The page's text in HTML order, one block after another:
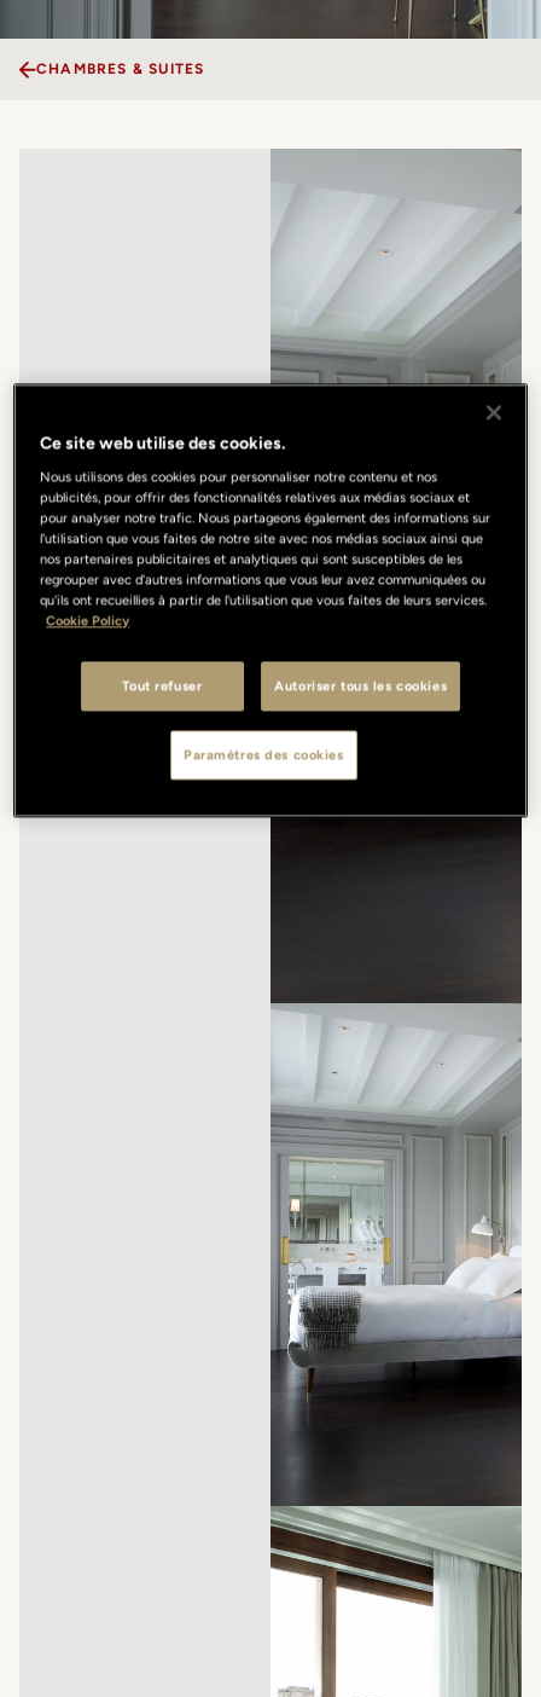
CHAMBRES & SUITES
Ce site web utilise des cookies.
Nous utilisons des cookies pour personnaliser notre contenu et nos
publicités, pour offrir des fonctionnalités relatives aux médias sociaux et
pour analyser notre trafic. Nous partageons également des informations sur
l'utilisation que vous faites de notre site avec nos médias sociaux ainsi que
nos partenaires publicitaires et analytiques qui sont susceptibles de les
regrouper avec d'autres informations que vous leur avez communiquées ou
qu'ils ont recueillies à partir de l'utilisation que vous faites de leurs services.
Cookie Policy
Tout refuser Autoriser tous les cookies
Paramètres des cookies